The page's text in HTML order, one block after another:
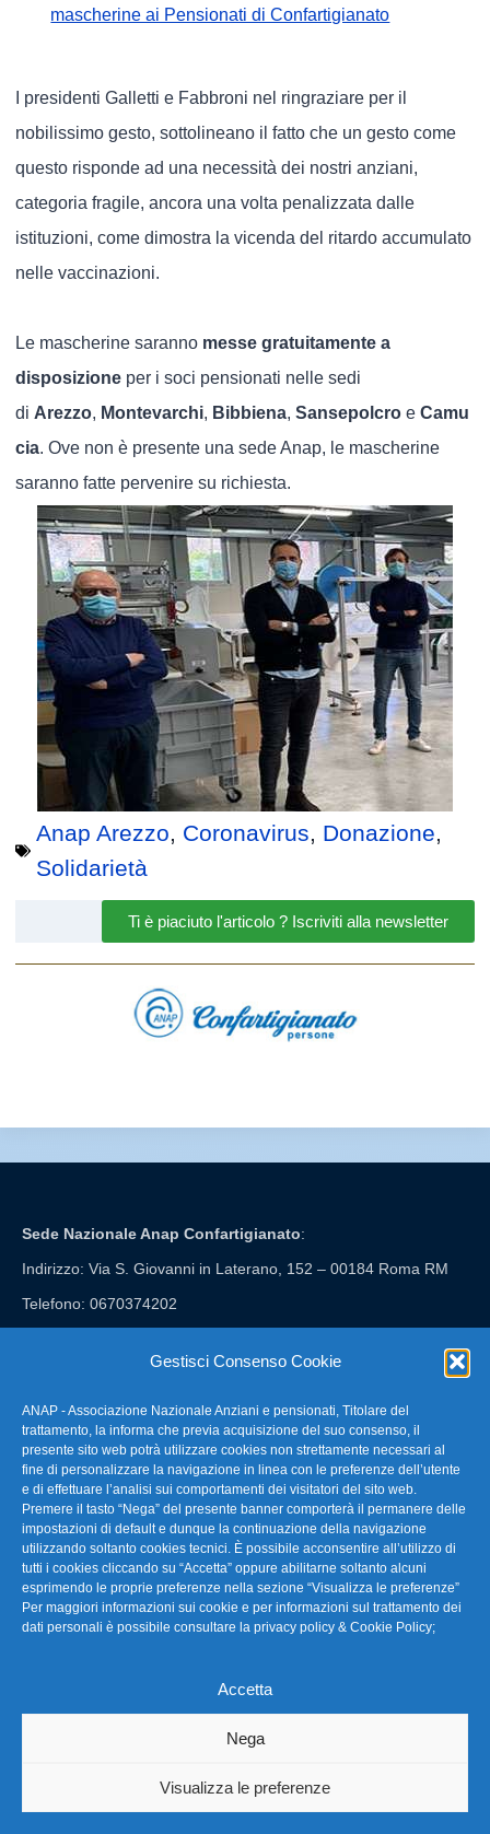
Gestisci Consenso Cookie
ANAP - Associazione Nazionale Anziani e pensionati, Titolare del
trattamento, la informa che previa acquisizione del suo consenso, il
presente sito web potrà utilizzare cookies non strettamente necessari al
fine di personalizzare la navigazione in linea con le preferenze dell’utente
e di effettuare l’analisi sui comportamenti dei visitatori del sito web.
Premere il tasto “Nega” del presente banner comporterà il permanere delle
impostazioni di default e dunque la continuazione della navigazione
utilizzando soltanto cookies tecnici. È possibile acconsentire all’utilizzo di
tutti i cookies cliccando su “Accetta” oppure abilitarne soltanto alcuni
esprimendo le proprie preferenze nella sezione “Visualizza le preferenze”
Per maggiori informazioni sui cookie e per informazioni sul trattamento dei
dati personali è possibile consultare la privacy policy & Cookie Policy;
Accetta
Nega
Visualizza le preferenze
mascherine ai Pensionati di Confartigianato
I presidenti Galletti e Fabbroni nel ringraziare per il
nobilissimo gesto, sottolineano il fatto che un gesto come
questo risponde ad una necessità dei nostri anziani,
categoria fragile, ancora una volta penalizzata dalle
istituzioni, come dimostra la vicenda del ritardo accumulato
nelle vaccinazioni.
Le mascherine saranno messe gratuitamente a
disposizione per i soci pensionati nelle sedi
di Arezzo, Montevarchi, Bibbiena,Sansepolcro eCamu
cia. Ove non è presente una sede Anap, le mascherine
saranno fatte pervenire su richiesta.
Anap Arezzo, Coronavirus, Donazione,
Solidarietà
Ti è piaciuto l'articolo ? Iscriviti alla newsletter
Sede Nazionale Anap Confartigianato:
Indirizzo: Via S. Giovanni in Laterano, 152 – 00184 Roma RM
Telefono: 0670374202
FAQ – Domande Frequenti
La nostra Newsletter
Link Utili
TG Confartigianato
Privacy & Cookie Policy
Seguici